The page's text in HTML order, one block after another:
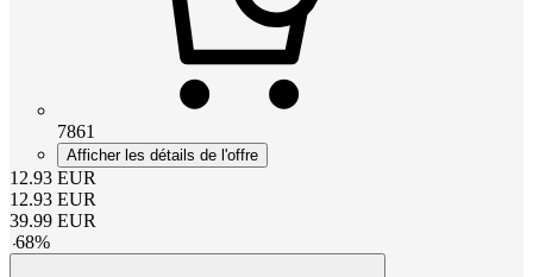
7861
Afficher les détails de l'offre
12.93 EUR
12.93 EUR
39.99 EUR
-68%